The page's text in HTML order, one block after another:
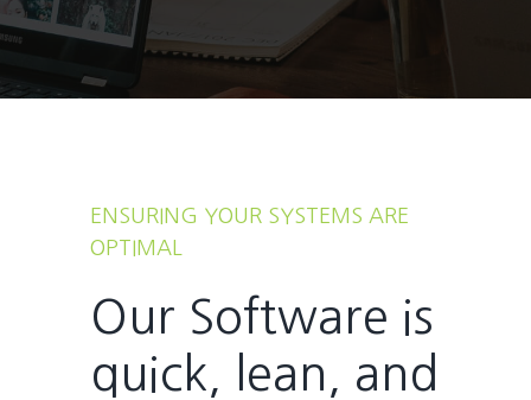
ENSURING YOUR SYSTEMS ARE
OPTIMAL
Our Software is
quick, lean, and